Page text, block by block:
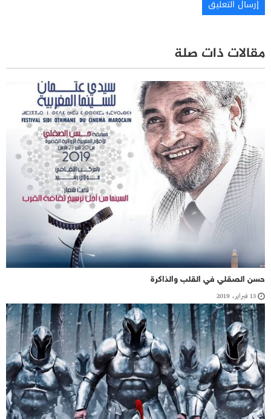
مقالات ذات صلة
حسن الصقلي في القلب والذاكرة
13 فبراير، 2019